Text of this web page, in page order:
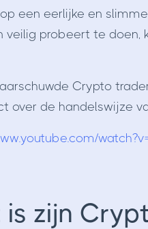
een eerlijke en
veilig probeert te doen,
Crypto
over de handelswijze
is zijn